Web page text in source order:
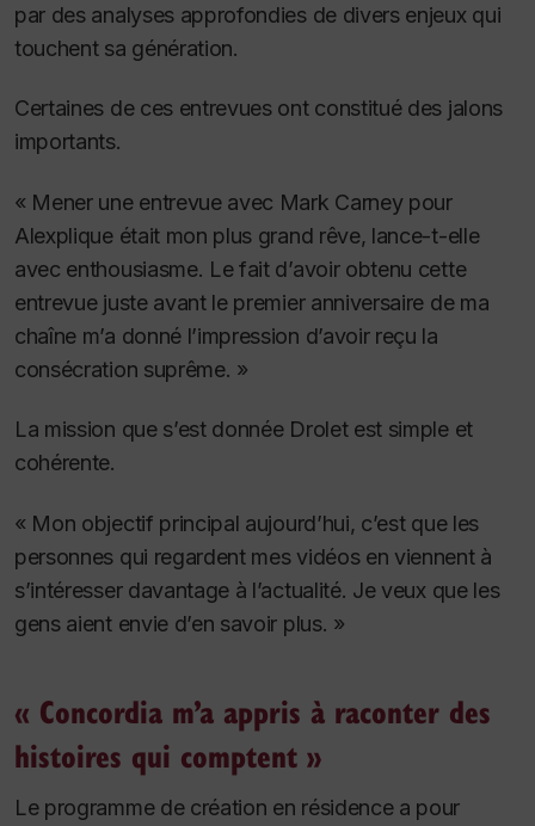
par des analyses approfondies de divers enjeux qui
touchent sa génération.
Certaines de ces entrevues ont constitué des jalons
importants.
« Mener une entrevue avec Mark Carney pour
Alexplique était mon plus grand rêve, lance-t-elle
avec enthousiasme. Le fait d’avoir obtenu cette
entrevue juste avant le premier anniversaire de ma
chaîne m’a donné l’impression d’avoir reçu la
consécration suprême. »
La mission que s’est donnée Drolet est simple et
cohérente.
« Mon objectif principal aujourd’hui, c’est que les
personnes qui regardent mes vidéos en viennent à
s’intéresser davantage à l’actualité. Je veux que les
gens aient envie d’en savoir plus. »
« Concordia m’a appris à raconter des
histoires qui comptent »
Le programme de création en résidence a pour